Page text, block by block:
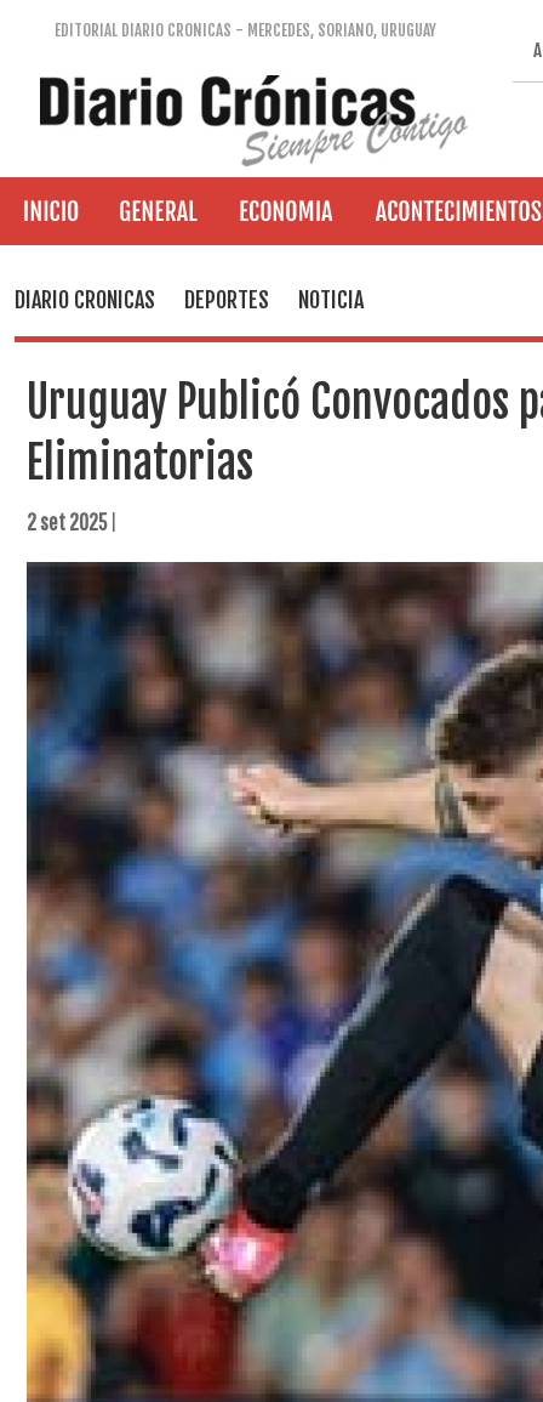
EDITORIAL DIARIO CRONICAS - MERCEDES, SORIANO, URUGUAY
DIARIO CRONICAS DEPORTES NOTICIA
Uruguay Publicó Convocados
Eliminatorias
2 set 2025|